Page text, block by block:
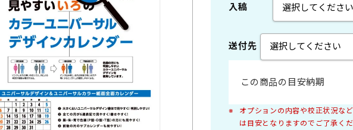
入稿
送付先
この商品の目安納期
オプションの内容や校正状況な
は目安となりますのでご了承く
ペーパ
木製卓上
B4切
世界遺産
日本の風景
優
釣り
花 花ごよ